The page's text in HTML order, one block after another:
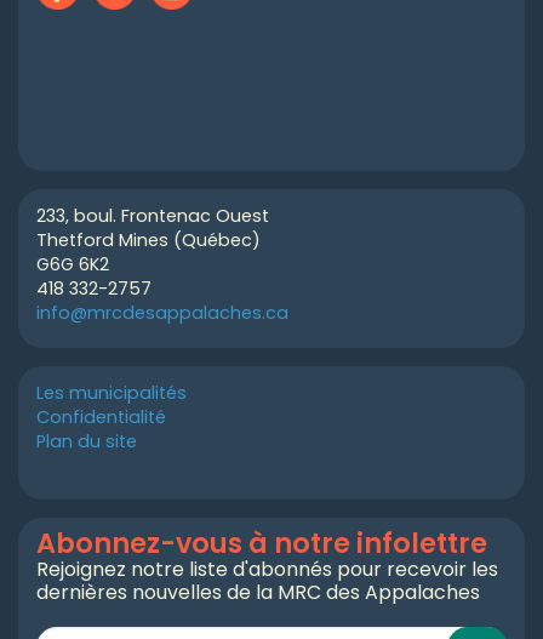
233, boul. Frontenac Ouest
Thetford Mines (Québec)
G6G 6K2
418 332-2757
info@mrcdesappalaches.ca
Les municipalités
Confidentialité
Plan du site
Abonnez-vous à notre infolettre
Rejoignez notre liste d'abonnés pour recevoir les
dernières nouvelles de la MRC des Appalaches